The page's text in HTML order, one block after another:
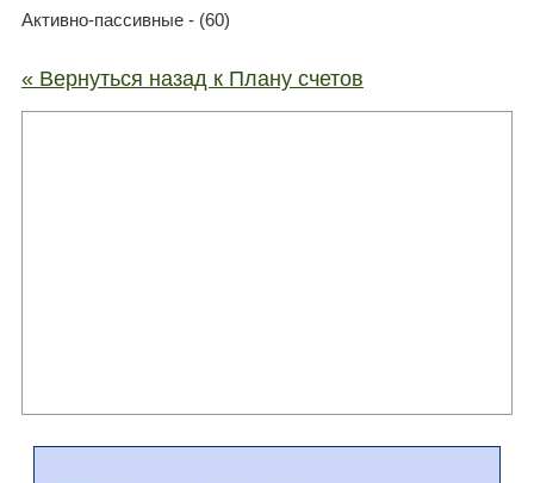
Активно-пассивные - (60)
« Вернуться назад к Плану счетов